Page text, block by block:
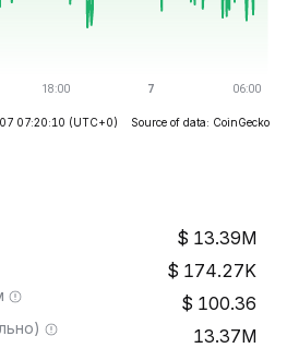
07:20:10 (UTC+0) Source of data: CoinGecko
13.39M
174.27K
100.36
13.37M